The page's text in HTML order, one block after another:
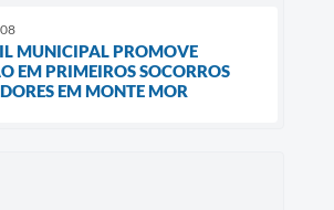
MUNICIPAL PROMOVE
EM PRIMEIROS SOCORROS
EM MONTE MOR